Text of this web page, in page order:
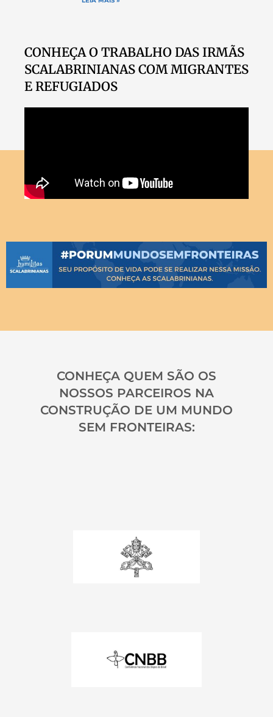
CONHEÇA O TRABALHO DAS IRMÃS
SCALABRINIANAS COM MIGRANTES
E REFUGIADOS
CONHEÇA QUEM SÃO OS
NOSSOS PARCEIROS NA
CONSTRUÇÃO DE UM MUNDO
SEM FRONTEIRAS: